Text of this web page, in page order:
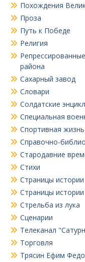
Похождения
Проза
Путь к Победе
Религия
района
Сахарный завод
Словари
Солдатские
Специальная
Спортивная
Справочно-
Стародавние
Стихи
Страницы
Страницы
Стрельба из лука
Сценарии
Телеканал
Торговля
Трясин Ефим